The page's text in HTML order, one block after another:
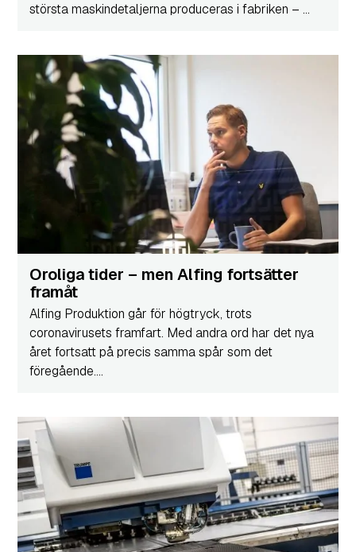
största maskindetaljerna produceras i fabriken – ...
Oroliga tider – men Alfing fortsätter
framåt
Alfing Produktion går för högtryck, trots
coronavirusets framfart. Med andra ord har det nya
året fortsatt på precis samma spår som det
föregående....